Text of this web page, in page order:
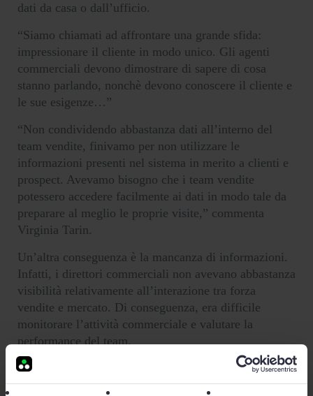
dati da casa o dall’ufficio.
“Siamo chiamati ad affrontare una grande sfida:
impressionare il cliente in modo unico. Gli agenti
commerciali devono dimostrare di sapere di cosa
stanno parlando, nonchè devono conoscere il cliente e
le sue esigenze…”
“Non condividendo abbastanza dati all’interno del
team vendite, finivamo per non utilizzare le
informazioni presenti nel sistema in merito a clienti e
prospect. Avevamo bisogno che i team vendite
potessero accedere facilmente ai dati in modo tale da
preparare al meglio le proprie visite,” commenta
Virginia Tarin.
Un’altra conseguenza è la mancanza di informazioni.
Infatti, i direttori commerciali non avevano abbastanza
visibilità relativamente all’interazione tra forza
vendite e mercato. Di conseguenza, era difficile
monitorare l’attività commerciale e valutare la
performance del team.
I problemi riscontrati dagli utenti nell’adozione del
sistema, nonchè le lacune sui fronti di coordinamento,